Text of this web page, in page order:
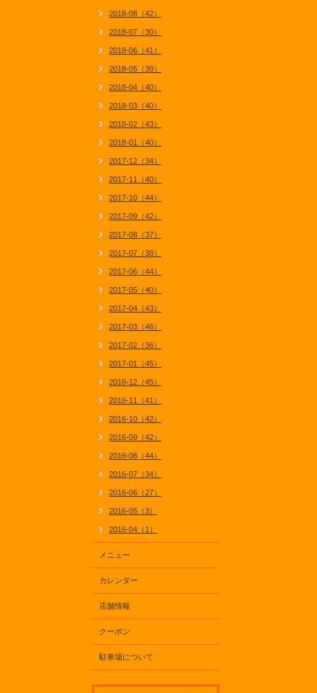
2018-08（42）
2018-07（30）
2018-06（41）
2018-05（39）
2018-04（40）
2018-03（40）
2018-02（43）
2018-01（40）
2017-12（34）
2017-11（40）
2017-10（44）
2017-09（42）
2017-08（37）
2017-07（38）
2017-06（44）
2017-05（40）
2017-04（43）
2017-03（46）
2017-02（36）
2017-01（45）
2016-12（45）
2016-11（41）
2016-10（42）
2016-09（42）
2016-08（44）
2016-07（34）
2016-06（27）
2016-05（3）
2016-04（1）
メニュー
カレンダー
店舗情報
クーポン
駐車場について